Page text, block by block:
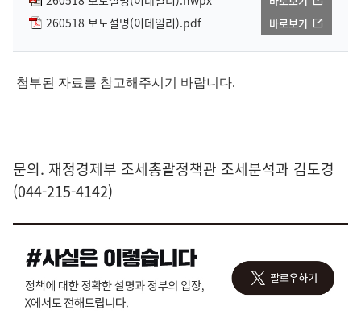
260518 보도설명(이데일리).pdf 바로보기
첨부된 자료를 참고해주시기 바랍니다.
문의. 재정경제부 조세총괄정책관 조세분석과 김도경
(044-215-4142)